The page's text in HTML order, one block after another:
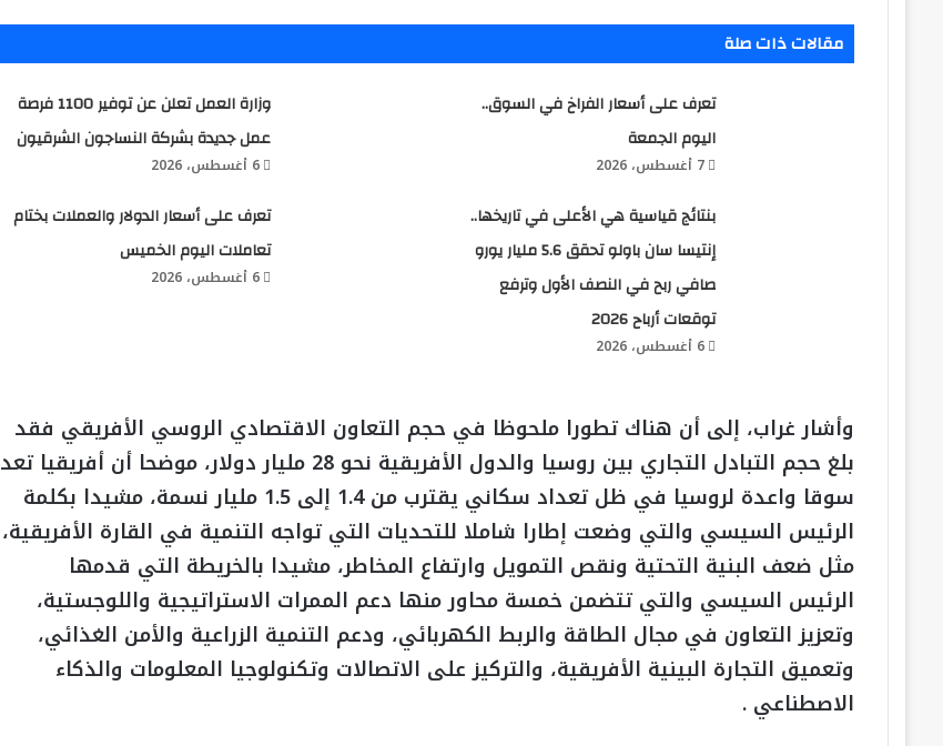
مقالات ذات صلة
تعرف على أسعار الفراخ في السوق..
اليوم الجمعة
7 أغسطس، 2026
وزارة العمل تعلن عن توفير 1100 فرصة
عمل جديدة بشركة النساجون الشرقيون
6 أغسطس، 2026
بنتائج قياسية هي الأعلى في تاريخها..
إنتيسا سان باولو تحقق 5.6 مليار يورو
صافي ربح في النصف الأول وترفع
توقعات أرباح 2026
6 أغسطس، 2026
تعرف على أسعار الدولار والعملات بختام
تعاملات اليوم الخميس
6 أغسطس، 2026
وأشار غراب، إلى أن هناك تطورا ملحوظا في حجم التعاون الاقتصادي الروسي الأفريقي فقد
بلغ حجم التبادل التجاري بين روسيا والدول الأفريقية نحو 28 مليار دولار، موضحا أن أفريقيا تعد
سوقا واعدة لروسيا في ظل تعداد سكاني يقترب من 1.4 إلى 1.5 مليار نسمة، مشيدا بكلمة
الرئيس السيسي والتي وضعت إطارا شاملا للتحديات التي تواجه التنمية في القارة الأفريقية،
مثل ضعف البنية التحتية ونقص التمويل وارتفاع المخاطر، مشيدا بالخريطة التي قدمها
الرئيس السيسي والتي تتضمن خمسة محاور منها دعم الممرات الاستراتيجية واللوجستية،
وتعزيز التعاون في مجال الطاقة والربط الكهربائي، ودعم التنمية الزراعية والأمن الغذائي،
وتعميق التجارة البينية الأفريقية، والتركيز على الاتصالات وتكنولوجيا المعلومات والذكاء
الاصطناعي .